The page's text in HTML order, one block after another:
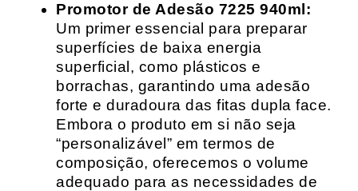
Promotor de Adesão 7225 940ml:
Um primer essencial para preparar
superfícies de baixa energia
superficial, como plásticos e
borrachas, garantindo uma adesão
forte e duradoura das fitas dupla face.
Embora o produto em si não seja
“personalizável” em termos de
composição, oferecemos o volume
adequado para as necessidades de